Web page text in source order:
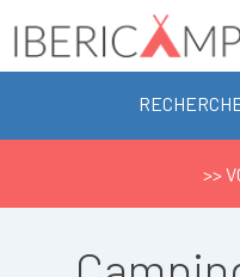
>>